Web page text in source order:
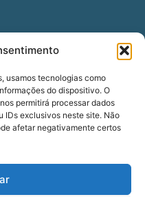
usamos tecnologias como
do dispositivo. O
permitirá processar dados
IDs exclusivos neste site. Não
afetar negativamente certos
(Whatsapp)
Crysthyan Carlos
- AL - CEP: